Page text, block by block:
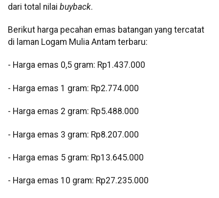
dari total nilai buyback.
Berikut harga pecahan emas batangan yang tercatat
di laman Logam Mulia Antam terbaru:
‎‎- Harga emas 0,5 gram: Rp1.437.000
- Harga emas 1 gram: Rp2.774.000
‎- Harga emas 2 gram: Rp5.488.000
‎- Harga emas 3 gram: Rp8.207.000
‎- Harga emas 5 gram: Rp13.645.000
‎- Harga emas 10 gram: Rp27.235.000